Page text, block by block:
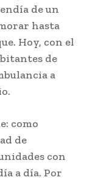
de un
hasta
Hoy, con el
de
a
como
de
con
a día. Por